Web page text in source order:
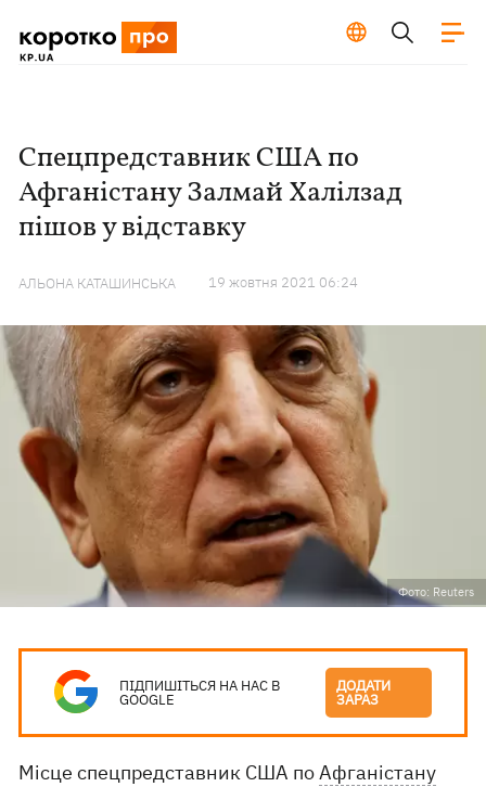
Спецпредставник США по
Афганістану Залмай Халілзад
пішов у відставку
АЛЬОНА КАТАШИНСЬКА 19 жовтня 2021 06:24
Фото: Reuters
ПІДПИШІТЬСЯ НА НАС В
GOOGLE
ДОДАТИ
ЗАРАЗ
Місце спецпредставник США поАфганістану